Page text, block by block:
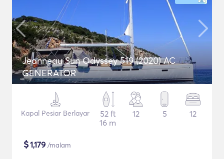
Jeanneau Sun Odyssey 519 (2020) AC
GENERATOR
Kapal Pesiar Berlayar
52 ft
16 m
12 5 12
$1,179 /malam